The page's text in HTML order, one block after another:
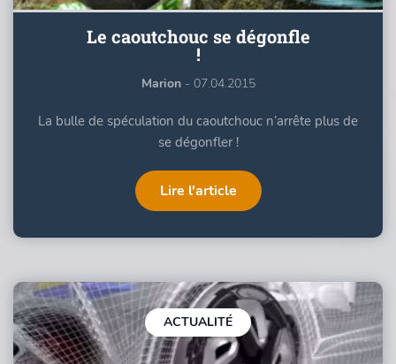
Le caoutchouc se dégonfle
!
Marion - 07.04.2015
La bulle de spéculation du caoutchouc n’arrête plus de
se dégonfler !
Lire l'article
ACTUALITÉ